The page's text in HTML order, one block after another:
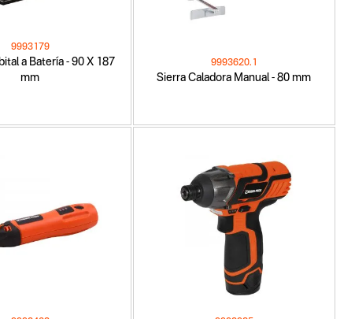
a Batería - 90 X 187
mm
9993179
Sierra Caladora Manual - 80 mm
9993620.1